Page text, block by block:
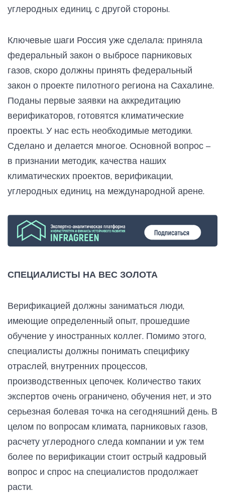
углеродных единиц, с другой стороны.
Ключевые шаги Россия уже сделала: приняла
федеральный закон о выбросе парниковых
газов, скоро должны принять федеральный
закон о проекте пилотного региона на Сахалине.
Поданы первые заявки на аккредитацию
верификаторов, готовятся климатические
проекты. У нас есть необходимые методики.
Сделано и делается многое. Основной вопрос –
в признании методик, качества наших
климатических проектов, верификации,
углеродных единиц, на международной арене.
СПЕЦИАЛИСТЫ НА ВЕС ЗОЛОТА
Верификацией должны заниматься люди,
имеющие определенный опыт, прошедшие
обучение у иностранных коллег. Помимо этого,
специалисты должны понимать специфику
отраслей, внутренних процессов,
производственных цепочек. Количество таких
экспертов очень ограничено, обучения нет, и это
серьезная болевая точка на сегодняшний день. В
целом по вопросам климата, парниковых газов,
расчету углеродного следа компании и уж тем
более по верификации стоит острый кадровый
вопрос и спрос на специалистов продолжает
расти.